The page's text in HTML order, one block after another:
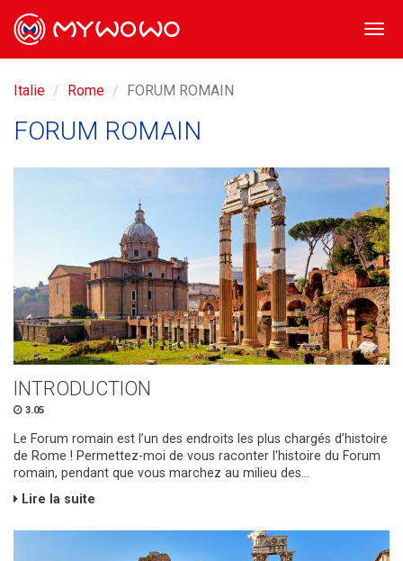
Italie Rome FORUM ROMAIN
FORUM ROMAIN
INTRODUCTION
3.05
Le Forum romain est l’un des endroits les plus chargés d’histoire
de Rome ! Permettez-moi de vous raconter l'histoire du Forum
romain, pendant que vous marchez au milieu des...
Lire la suite